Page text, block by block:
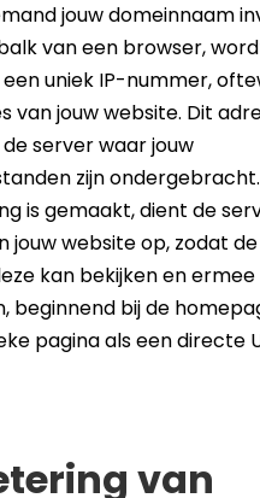
jouw domeinnaam
van een browser,
uniek IP-nummer,
van jouw website. Dit
server waar jouw
zijn
is gemaakt, dient de
jouw website op, zodat de
kan bekijken en ermee
beginnend bij de
pagina als een directe
van